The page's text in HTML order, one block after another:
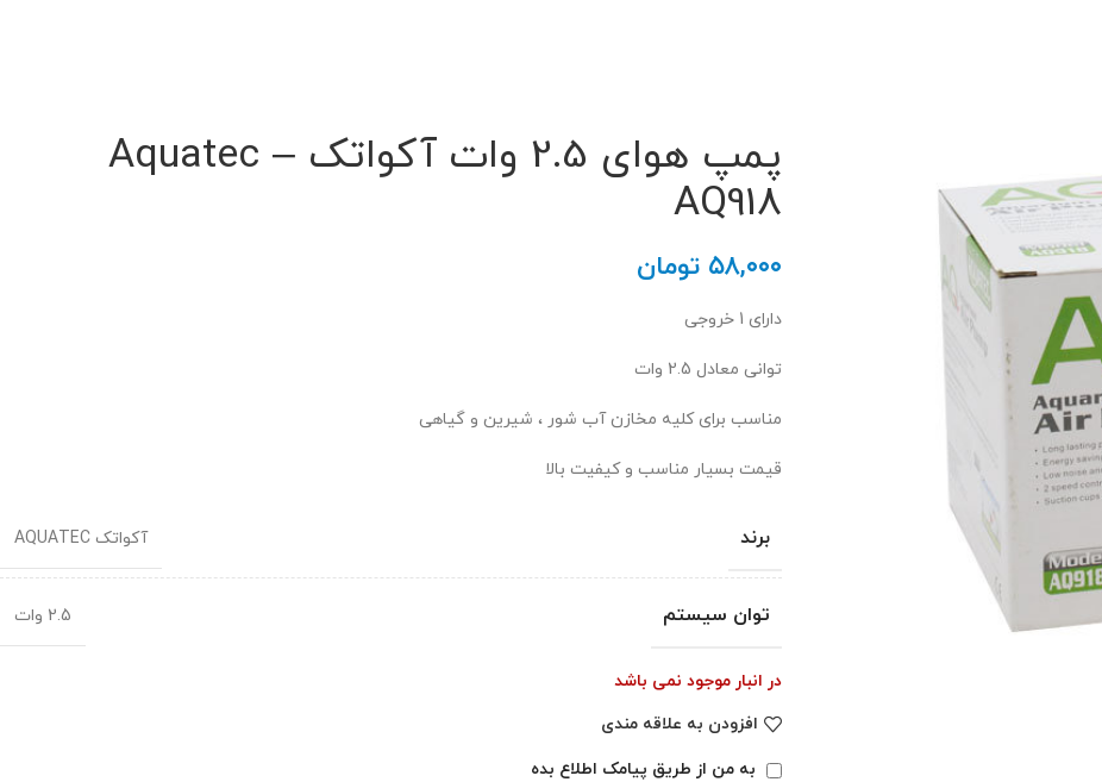
پمپ هوای 2.5 وات آکواتک – Aquatec
AQ918
۵۸,۰۰۰ تومان
دارای 1 خروجی
توانی معادل 2.5 وات
مناسب برای کلیه مخازن آب شور ، شیرین و گیاهی
قیمت بسیار مناسب و کیفیت بالا
برند آکواتک AQUATEC
توان سیستم 2.5 وات
در انبار موجود نمی باشد
افزودن به علاقه مندی
به من از طریق پیامک اطلاع بده